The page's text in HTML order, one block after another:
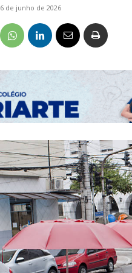
6 de junho de 2026